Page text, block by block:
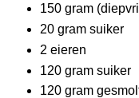
150 gram
20 gram suiker
2 eieren
120 gram suiker
120 gram